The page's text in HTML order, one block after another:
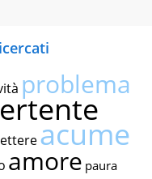
problema
acume
amore paura